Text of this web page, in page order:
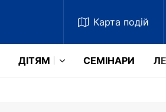
Карта подій
ДІТЯМ СЕМІНАРИ